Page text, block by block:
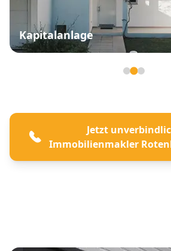
Kapitalanlage
Jetzt
Immobilienmakler
beraten